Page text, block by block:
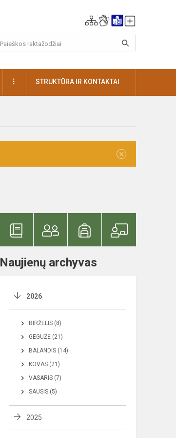
DAUGIAUSTRUKTŪRA IR KONTAKTAI
×
Naujienų archyvas
2026
BIRŽELIS (8)
GEGUŽĖ (21)
BALANDIS (14)
KOVAS (21)
VASARIS (7)
SAUSIS (5)
2025